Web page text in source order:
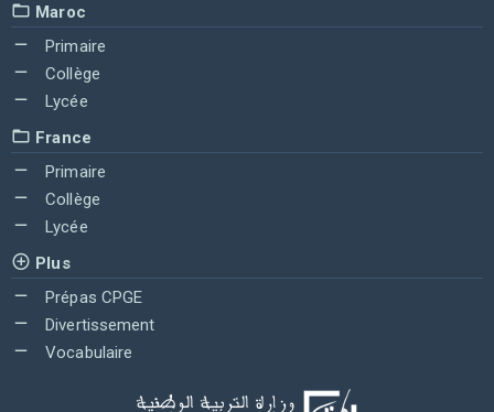
Maroc
Primaire
Collège
Lycée
France
Primaire
Collège
Lycée
Plus
Prépas CPGE
Divertissement
Vocabulaire